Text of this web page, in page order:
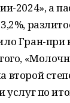
2024», а
Гран-при
услуг по